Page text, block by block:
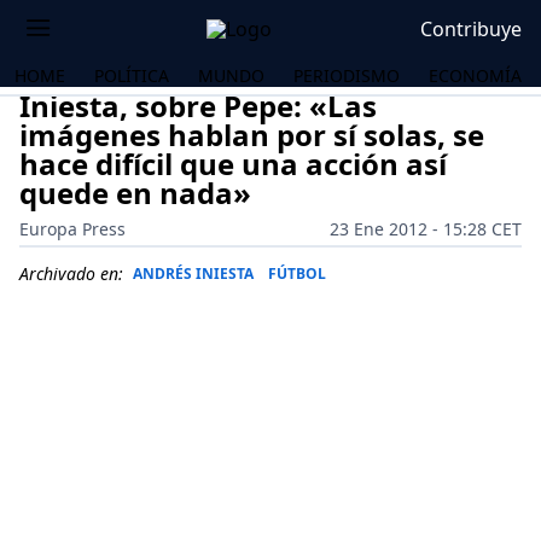
Contribuye
HOME POLÍTICA MUNDO PERIODISMO ECONOMÍA
Iniesta, sobre Pepe: «Las
imágenes hablan por sí solas, se
hace difícil que una acción así
quede en nada»
Europa Press
23 Ene 2012 - 15:28 CET
Archivado en: ANDRÉS INIESTA FÚTBOL